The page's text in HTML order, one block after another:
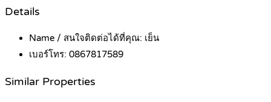
Details
Name / สนใจติดต่อได้ที่คุณ: เย็น
เบอร์โทร: 0867817589
Similar Properties